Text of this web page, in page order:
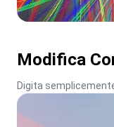
Modifica
Digita